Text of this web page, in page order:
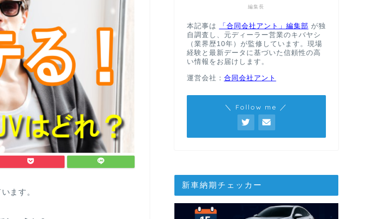
ます。
編集長
本記事は 「合同会社アント」編集部 が独
自調査し、元ディーラー営業のキバヤシ
（業界歴10年）が監修しています。現場
経験と最新データに基づいた信頼性の高
い情報をお届けします。
運営会社： 合同会社アント
＼ Follow me ／
新車納期チェッカー